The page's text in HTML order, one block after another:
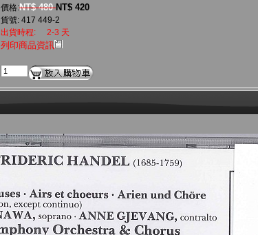
價格:NT$ 480NT$ 420
貨號: 417 449-2
出貨時程:
2-3 天
列印商品資訊